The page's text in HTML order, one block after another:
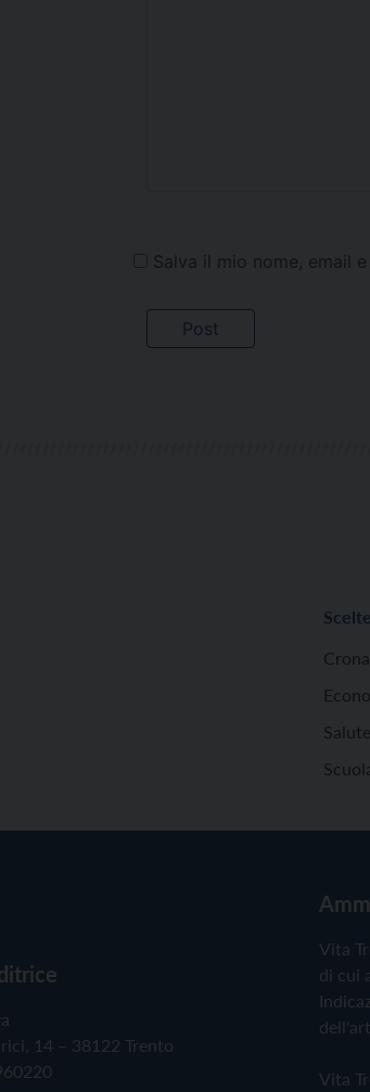
Salva il mio nome, email
14 – 38122 Trento
Vita
di cui
Vita